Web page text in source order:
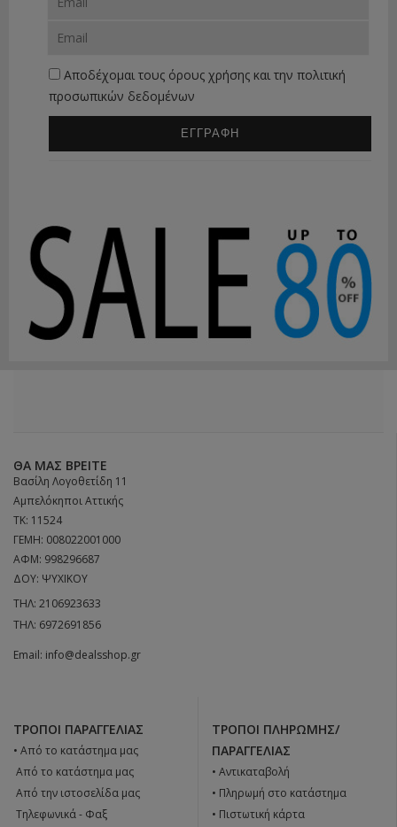
Αποδέχομαι τους όρους χρήσης και την πολιτική
προσωπικών δεδομένων
ΕΓΓΡΑΦΗ
ΘΑ ΜΑΣ ΒΡΕΊΤΕ
Βασίλη Λογοθετίδη 11
Αμπελόκηποι Αττικής
ΤΚ: 11524
ΓΕΜΗ: 008022001000
ΑΦΜ: 998296687
ΔΟΥ: ΨΥΧΙΚΟΥ
ΤΗΛ: 2106923633
ΤΗΛ: 6972691856
Email: info@dealsshop.gr
ΤΡΌΠΟΙ ΠΑΡΑΓΓΕΛΊΑΣ
• Από το κατάστημα μας
 Από το κατάστημα μας
 Από την ιστοσελίδα μας
 Tηλεφωνικά - Φαξ
ΤΡΌΠΟΙ ΠΛΗΡΩΜΉΣ/
ΠΑΡΑΓΓΕΛΊΑΣ
• Αντικαταβολή
• Πληρωμή στο κατάστημα
• Πιστωτική κάρτα